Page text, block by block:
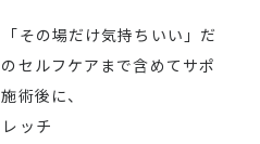
その場だけ気持ちいい」だ
セルフケアまで含めてサポ
術後に、
ッチ